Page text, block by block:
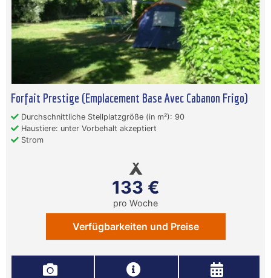
Forfait Prestige (Emplacement Base Avec Cabanon Frigo)
Durchschnittliche Stellplatzgröße (in m²): 90
Haustiere: unter Vorbehalt akzeptiert
Strom
133 €
pro Woche
Verfügbarkeiten und Preise